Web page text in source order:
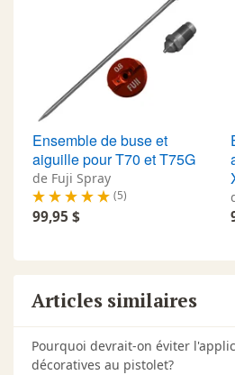
Ensemble de buse et
aiguille pour T70 et T75G
de Fuji Spray
(5)
99,95 $
Articles similaires
Pourquoi devrait-on éviter
décoratives au pistolet?